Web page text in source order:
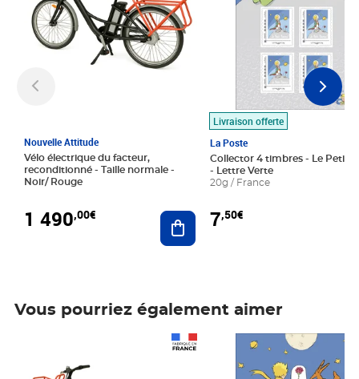
Nouvelle Attitude
Vélo électrique du facteur,
reconditionné - Taille normale -
Noir/ Rouge
1 490,00€ Ajouter au panier
Livraison offerte
La Poste
Collector 4 timbres - Le Petit
- Lettre Verte
20g / France
7,50€
Vous pourriez également aimer
Prix 7,50€